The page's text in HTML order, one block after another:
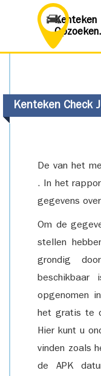
Kenteken
Kenteken Check
De van het
. In het
gegevens
Om de
stellen
grondig
opgenomen
het gratis te
Hier kunt u
vinden zoals
de APK